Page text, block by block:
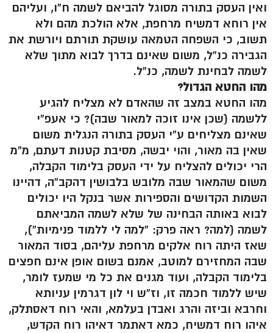
ואין העסק בתורה מסוגל להביאם לשמה ח”ו, ועליהם
אין רוחא דמשיח מרחפת, אלא הולכת מהם ולא
תשוב, כי השפחה הטמאה עושקת תורתם ויורשת את
הגבירה כנ”ל, משום שאינם בדרך לבוא מתוך שלא
לשמה לבחינת לשמה, כנ”ל.
מהו החטא הגדול?
מהו החטא במצב זה שהאדם לא מצליח להגיע
ללשמה (שכן אינו זוכה למאור שבה)? כי אעפ”י
שאינם מצליחים ע”י העסק בתורה הנגלית משום
שאין בה מאור, והוי יבשה, מסיבת קטנות דעתם, מ”מ
הרי יכולים להצליח על ידי העסק בלימוד הקבלה,
משום שהמאור שבה מלובש בלבושין דהקב”ה, דהיינו
השמות הקדושים והספירות אשר בנקל היו יכולים
לבוא באותה הבחינה של שלא לשמה המביאתם
לשמה (למה? ראה פרק: “למה לי ללמוד פנימיות”),
שאז היתה רוח אלקים מרחפת עליהם, בסוד המאור
שבה המחזירם למוטב, אמנם בשום אופן אינם חפצים
בלימוד הקבלה, ועוד מגנים את כל מי שמעז לומר,
שיש ללמוד חכמה זו, וז”ש וי לון דגרמין עניותא
וחרבא וביזה והרג ואבדן בעלמא, והאי רוח דאסתלק,
איהו רוח דמשיח, כמא דאתמר דאיהו רוח הקדש,